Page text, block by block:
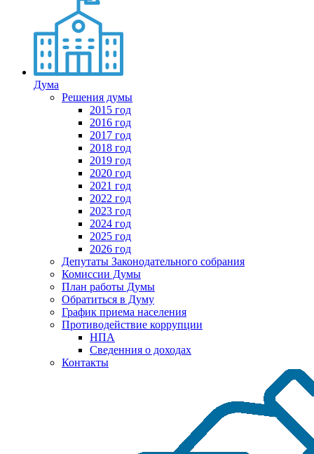
Дума
Решения думы
2015 год
2016 год
2017 год
2018 год
2019 год
2020 год
2021 год
2022 год
2023 год
2024 год
2025 год
2026 год
Депутаты Законодательного собрания
Комиссии Думы
План работы Думы
Обратиться в Думу
График приема населения
Противодействие коррупции
НПА
Сведенния о доходах
Контакты